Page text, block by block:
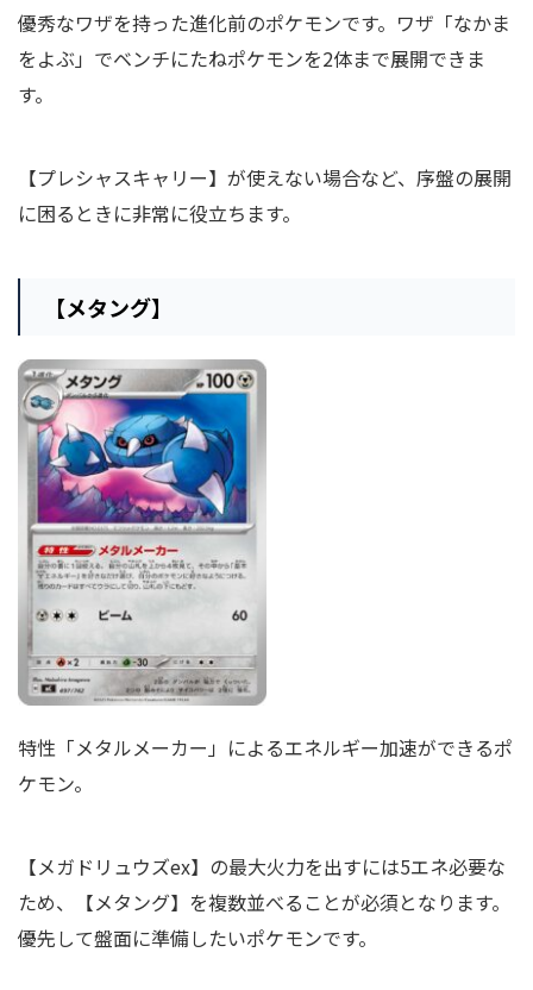
優秀なワザを持った進化前のポケモンです。ワザ「なかま
をよぶ」でベンチにたねポケモンを2体まで展開できま
す。
【プレシャスキャリー】が使えない場合など、序盤の展開
に困るときに非常に役立ちます。
【メタング】
特性「メタルメーカー」によるエネルギー加速ができるポ
ケモン。
【メガドリュウズex】の最大火力を出すには5エネ必要な
ため、【メタング】を複数並べることが必須となります。
優先して盤面に準備したいポケモンです。